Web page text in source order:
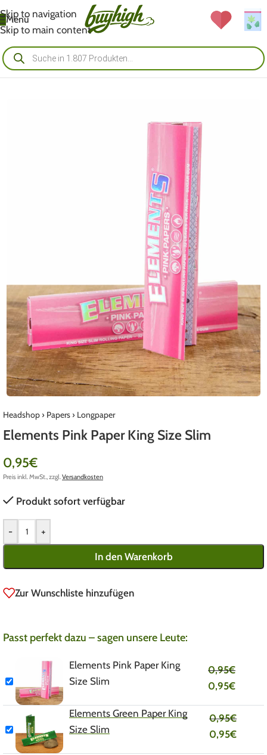
Skip to navigation
Skip to main content
Menü
Headshop› Papers› Longpaper
Elements Pink Paper King Size Slim
0,95€
Preis inkl. MwSt., zzgl.Versandkosten
Produkt sofort verfügbar
- +
In den Warenkorb
Zur Wunschliste hinzufügen
Passt perfekt dazu – sagen unsere Leute:
Elements Pink Paper King
Size Slim
0,95€
0,95€
Elements Green Paper King
Size Slim
0,95€
0,95€